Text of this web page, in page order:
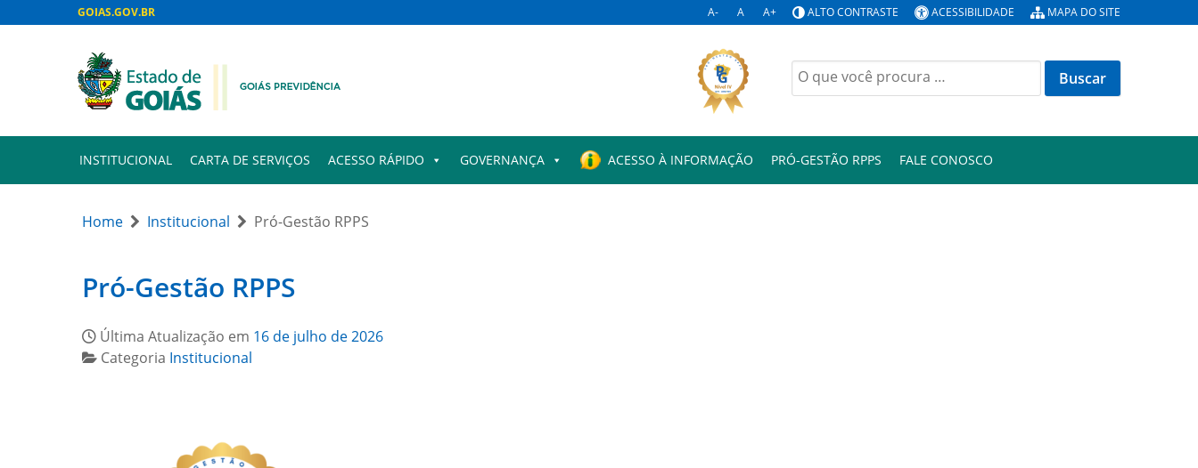
GOIAS.GOV.BR A- A A+ ALTO CONTRASTE ACESSIBILIDADE MAPA DO SITE
Buscar
por:
INSTITUCIONAL CARTA DE SERVIÇOS ACESSO RÁPIDO GOVERNANÇA ACESSO À INFORMAÇÃO PRÓ-GESTÃO RPPS FALE CONOSCO
Home Institucional Pró-Gestão RPPS
Pró-Gestão RPPS
Última Atualização em 16 de julho de 2026
Categoria Institucional